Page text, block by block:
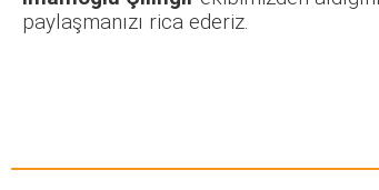
paylaşmanızı rica ederiz.